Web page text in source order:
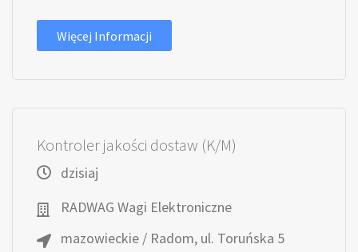
Więcej Informacji
Kontroler jakości dostaw (K/M)
dzisiaj
RADWAG Wagi Elektroniczne
mazowieckie / Radom, ul. Toruńska 5